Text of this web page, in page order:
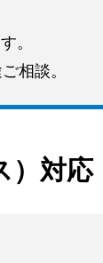
。
相談。
）対応